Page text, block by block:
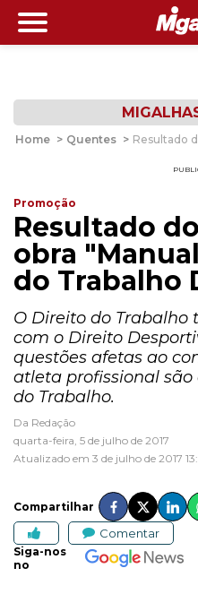
Home > Quentes > Resultado
Promoção
Resultado
obra
do Trabalho
O Direito do
com o Direito
questões afetas ao
atleta profissional
do Trabalho.
Da Redação
quarta-feira, 5 de julho de 2017
Atualizado em 3 de julho de 2017
Compartilhar
Comentar
Siga-nos
no